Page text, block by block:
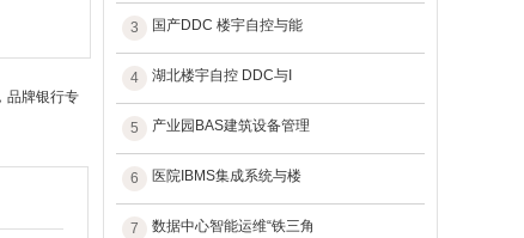
品牌银行专
3 国产DDC 楼宇自控与能
4 湖北楼宇自控 DDC与I
5 产业园BAS建筑设备管理
6 医院IBMS集成系统与楼
7 数据中心智能运维“铁三角